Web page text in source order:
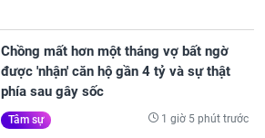
Chồng mất hơn một tháng vợ bất ngờ
được 'nhận' căn hộ gần 4 tỷ và sự thật
phía sau gây sốc
Tâm sự 1 giờ 5 phút trước